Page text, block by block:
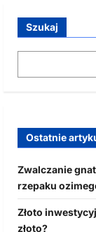
Szukaj
Ostatnie
Zwalczanie
rzepaku
Złoto
złoto?